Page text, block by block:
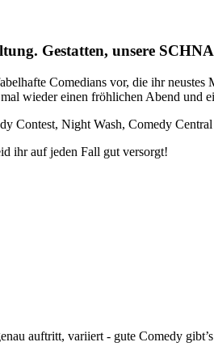
Gestatten, unsere
Comedians vor, die ihr
wieder einen fröhlichen Abend und
Contest, Night Wash, Comedy
ihr auf jeden Fall gut versorgt!
auftritt, variiert - gute Comedy